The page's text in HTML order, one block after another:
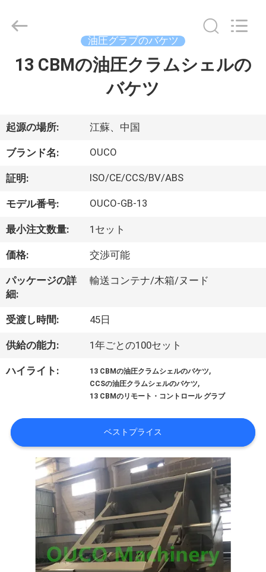
家
製
品
ビ
デ
VR
シ
ョ
ー
た
し
2020
INTERNATIONAL
油圧グラブのバケツ
13 CBMの油圧クラムシェルの
バケツ
起源の場所: 江蘇、中国
ブランド名: OUCO
証明: ISO/CE/CCS/BV/ABS
モデル番号: OUCO-GB-13
最小注文数量: 1セット
価格: 交渉可能
パッケージの詳
細:
輸送コンテナ/木箱/ヌード
受渡し時間: 45日
供給の能力: 1年ごとの100セット
ハイライト: 13 CBMの油圧クラムシェルのバケツ,
CCSの油圧クラムシェルのバケツ,
13 CBMのリモート・コントロール グラブ
ベストプライス